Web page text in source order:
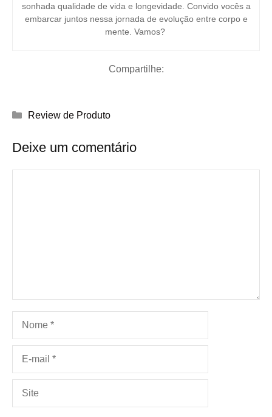
sonhada qualidade de vida e longevidade. Convido vocês a
embarcar juntos nessa jornada de evolução entre corpo e
mente. Vamos?
Compartilhe:
Categorias
Review de Produto
Deixe um comentário
Nome
Site